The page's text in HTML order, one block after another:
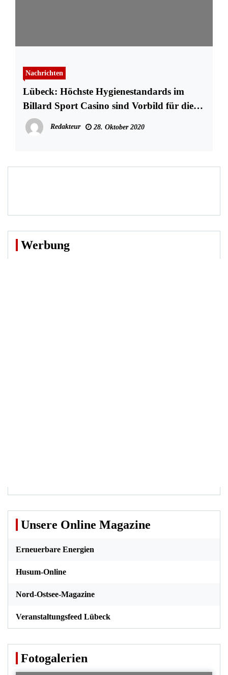
Nachrichten
Lübeck: Höchste Hygienestandards im
Billard Sport Casino sind Vorbild für die
Branche
Redakteur 28. Oktober 2020
Werbung
Unsere Online Magazine
Erneuerbare Energien
Husum-Online
Nord-Ostsee-Magazine
Veranstaltungsfeed Lübeck
Fotogalerien